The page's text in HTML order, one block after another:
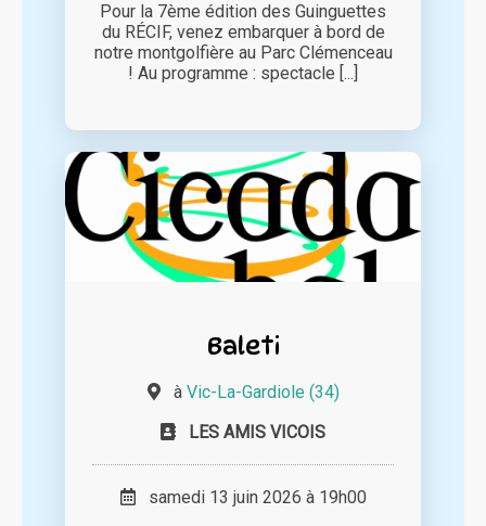
Pour la 7ème édition des Guinguettes
du RÉCIF, venez embarquer à bord de
notre montgolfière au Parc Clémenceau
! Au programme : spectacle [...]
Baleti
à Vic-La-Gardiole (34)
LES AMIS VICOIS
samedi 13 juin 2026 à 19h00